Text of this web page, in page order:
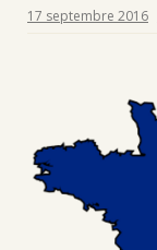
17 septembre 2016